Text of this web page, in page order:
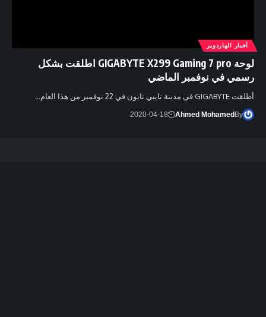
أخبار الهاردوير
لوحة GIGABYTE X299 Gaming 7 pro اطلقت بشكل
رسمي في نوفمبر الماضي
أطلقت GIGABYTE في مدينة تايبي تايون في 22 نوفمبر من هذا العام…
By
Ahmed Mohamed
2020-04-18